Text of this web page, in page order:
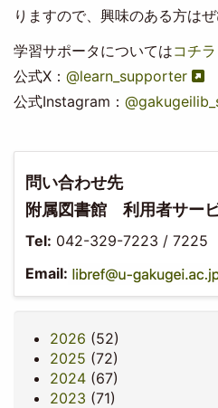
りますので、興味のある方はぜ
学習サポータについてはコチラ
公式X： @learn_supporter
公式Instagram：
問い合わせ先
附属図書館 利用者サービ
Tel: 042-329-7223 / 7225
Email:
2026 (52)
2025 (72)
2024(67)
2023 (71)